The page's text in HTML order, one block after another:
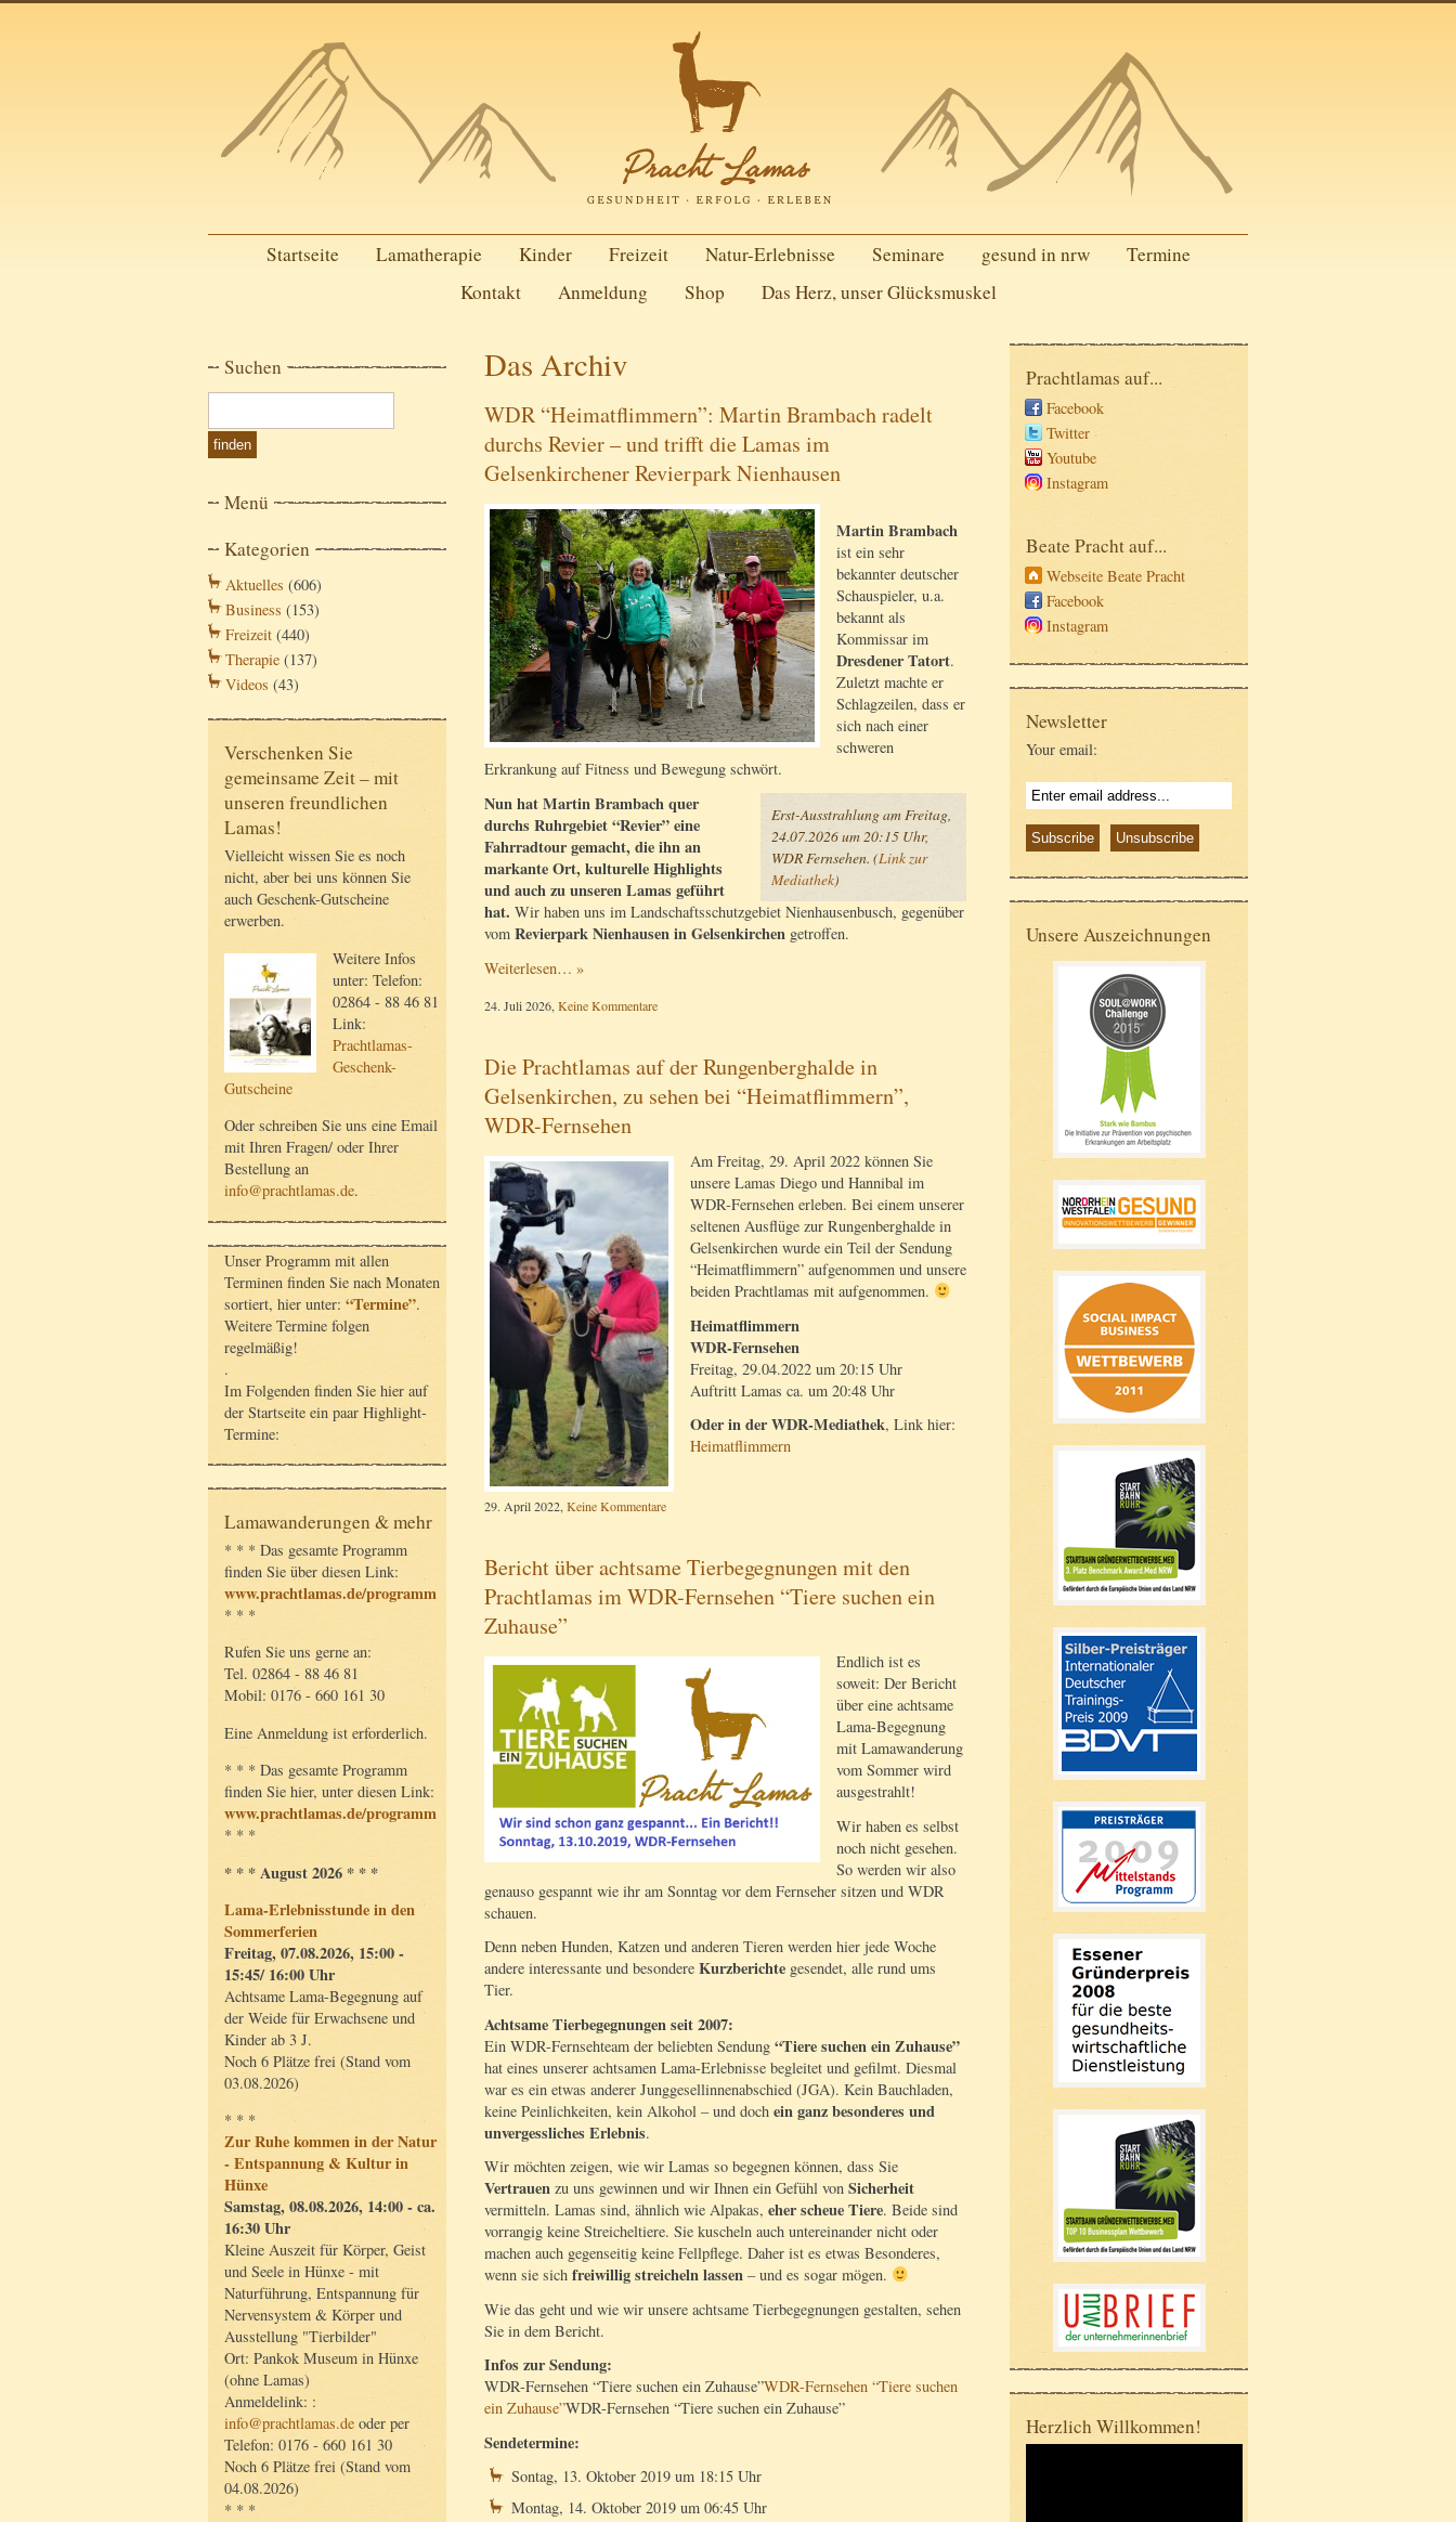
Startseite Lamatherapie Kinder Freizeit Natur-Erlebnisse Seminare gesund in nrw
Termine
Kontakt
Anmeldung Shop Das Herz, unser Glücksmuskel
Suchen
Menü
Kategorien
Aktuelles (606)
Business (153)
Freizeit (440)
Therapie (137)
Videos (43)
Verschenken Sie
gemeinsame Zeit – mit
unseren freundlichen
Lamas!
Vielleicht wissen Sie es noch
nicht, aber bei uns können Sie
auch Geschenk-Gutscheine
erwerben.
Weitere Infos
unter: Telefon:
02864 - 88 46 81
Link:
Prachtlamas-
Geschenk-
Gutscheine
Oder schreiben Sie uns eine Email
mit Ihren Fragen/ oder Ihrer
Bestellung an
info@prachtlamas.de.
Unser Programm mit allen
Terminen finden Sie nach Monaten
sortiert, hier unter: “Termine”.
Weitere Termine folgen
regelmäßig!
.
Im Folgenden finden Sie hier auf
der Startseite ein paar Highlight-
Termine:
Lamawanderungen & mehr
* * * Das gesamte Programm
finden Sie über diesen Link:
www.prachtlamas.de/programm
* * *
Rufen Sie uns gerne an:
Tel. 02864 - 88 46 81
Mobil: 0176 - 660 161 30
Eine Anmeldung ist erforderlich.
* * * Das gesamte Programm
finden Sie hier, unter diesen Link:
www.prachtlamas.de/programm
* * *
* * * August 2026 * * *
Lama-Erlebnisstunde in den
Sommerferien
Freitag, 07.08.2026, 15:00 -
15:45/ 16:00 Uhr
Achtsame Lama-Begegnung auf
der Weide für Erwachsene und
Kinder ab 3 J.
Noch 6 Plätze frei (Stand vom
03.08.2026)
* * *
Zur Ruhe kommen in der Natur
- Entspannung & Kultur in
Hünxe
Samstag, 08.08.2026, 14:00 - ca.
16:30 Uhr
Kleine Auszeit für Körper, Geist
und Seele in Hünxe - mit
Naturführung, Entspannung für
Nervensystem & Körper und
Ausstellung "Tierbilder"
Ort: Pankok Museum in Hünxe
(ohne Lamas)
Anmeldelink: :
info@prachtlamas.de oder per
Telefon: 0176 - 660 161 30
Noch 6 Plätze frei (Stand vom
04.08.2026)
* * *
Prachtlamas auf...
Facebook
Twitter
Youtube
Instagram
Beate Pracht auf...
Webseite Beate Pracht
Facebook
Instagram
Newsletter
Your email:
Unsere Auszeichnungen
Herzlich Willkommen!
Das Archiv
WDR “Heimatflimmern”: Martin Brambach radelt
durchs Revier – und trifft die Lamas im
Gelsenkirchener Revierpark Nienhausen
Martin Brambach
ist ein sehr
bekannter deutscher
Schauspieler, u.a.
bekannt als
Kommissar im
Dresdener Tatort.
Zuletzt machte er
Schlagzeilen, dass er
sich nach einer
schweren
Erkrankung auf Fitness und Bewegung schwört.
Erst-Ausstrahlung am Freitag,
24.07.2026 um 20:15 Uhr,
WDR Fernsehen. (Link zur
Mediathek)
Nun hat Martin Brambach quer
durchs Ruhrgebiet “Revier” eine
Fahrradtour gemacht, die ihn an
markante Ort, kulturelle Highlights
und auch zu unseren Lamas geführt
hat. Wir haben uns im Landschaftsschutzgebiet Nienhausenbusch, gegenüber
vom Revierpark Nienhausen in Gelsenkirchen getroffen.
Weiterlesen… »
24. Juli 2026, Keine Kommentare
Die Prachtlamas auf der Rungenberghalde in
Gelsenkirchen, zu sehen bei “Heimatflimmern”,
WDR-Fernsehen
Am Freitag, 29. April 2022 können Sie
unsere Lamas Diego und Hannibal im
WDR-Fernsehen erleben. Bei einem unserer
seltenen Ausflüge zur Rungenberghalde in
Gelsenkirchen wurde ein Teil der Sendung
“Heimatflimmern” aufgenommen und unsere
beiden Prachtlamas mit aufgenommen.
Heimatflimmern
WDR-Fernsehen
Freitag, 29.04.2022 um 20:15 Uhr
Auftritt Lamas ca. um 20:48 Uhr
Oder in der WDR-Mediathek, Link hier:
Heimatflimmern
29. April 2022, Keine Kommentare
Bericht über achtsame Tierbegegnungen mit den
Prachtlamas im WDR-Fernsehen “Tiere suchen ein
Zuhause”
Endlich ist es
soweit: Der Bericht
über eine achtsame
Lama-Begegnung
mit Lamawanderung
vom Sommer wird
ausgestrahlt!
Wir haben es selbst
noch nicht gesehen.
So werden wir also
genauso gespannt wie ihr am Sonntag vor dem Fernseher sitzen und WDR
schauen.
Denn neben Hunden, Katzen und anderen Tieren werden hier jede Woche
andere interessante und besondere Kurzberichte gesendet, alle rund ums
Tier.
Achtsame Tierbegegnungen seit 2007:
Ein WDR-Fernsehteam der beliebten Sendung “Tiere suchen ein Zuhause”
hat eines unserer achtsamen Lama-Erlebnisse begleitet und gefilmt. Diesmal
war es ein etwas anderer Junggesellinnenabschied (JGA). Kein Bauchladen,
keine Peinlichkeiten, kein Alkohol – und doch ein ganz besonderes und
unvergessliches Erlebnis.
Wir möchten zeigen, wie wir Lamas so begegnen können, dass Sie
Vertrauen zu uns gewinnen und wir Ihnen ein Gefühl von Sicherheit
vermitteln. Lamas sind, ähnlich wie Alpakas, eher scheue Tiere. Beide sind
vorrangig keine Streicheltiere. Sie kuscheln auch untereinander nicht oder
machen auch gegenseitig keine Fellpflege. Daher ist es etwas Besonderes,
wenn sie sich freiwillig streicheln lassen – und es sogar mögen.
Wie das geht und wie wir unsere achtsame Tierbegegnungen gestalten, sehen
Sie in dem Bericht.
Infos zur Sendung:
WDR-Fernsehen “Tiere suchen ein Zuhause”WDR-Fernsehen “Tiere suchen
ein Zuhause”WDR-Fernsehen “Tiere suchen ein Zuhause”
Sendetermine:
Sontag, 13. Oktober 2019 um 18:15 Uhr
Montag, 14. Oktober 2019 um 06:45 Uhr